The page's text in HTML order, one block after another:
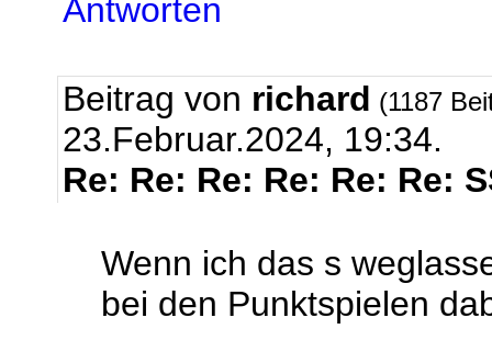
Antworten
Beitrag von richard (1187
23.Februar.2024, 19:34.
Re: Re: Re: Re: Re: Re:
Wenn ich das s
bei den Punktspielen